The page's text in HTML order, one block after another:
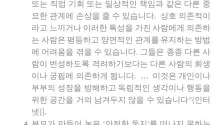
또는 직업 기회 또는 일상적인 책임과 같은 다른 중
요한 관계에 손상을 줄 수 있습니다. 상호 의존적이
라고 느끼거나 이러한 특성을 가진 사람에게 의존하
는 사람은 평등하고 양면적인 관계를 유지하는 방법
에 어려움을 겪을 수 있습니다. 그들은 종종 다른 사
람이 번성하도록 격려하기보다는 다른 사람의 희생
이나 궁핍에 의존하게 됩니다. … 이것은 개인이나
부부의 성장을 방해하고 독립적인 생각이나 행동을
위한 공간을 거의 남겨두지 않을 수 있습니다”(인터
넷)].